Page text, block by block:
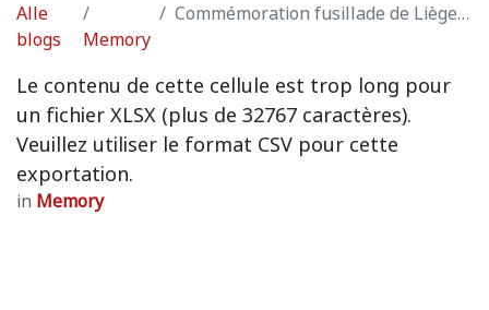
Alle
blogs
Memory
Commémoration fusillade de Liège Place St Lambert
Le contenu de cette cellule est trop long pour
un fichier XLSX (plus de 32767 caractères).
Veuillez utiliser le format CSV pour cette
exportation.
in Memory